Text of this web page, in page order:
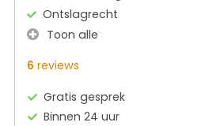
Ontslagrecht
Toon alle
6 reviews
Gratis gesprek
Binnen 24 uur